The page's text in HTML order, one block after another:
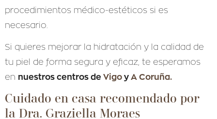
procedimientos médico-estéticos si es
necesario.
Si quieres mejorar la hidratación y la calidad de
tu piel de forma segura y eficaz, te esperamos
en nuestros centros de Vigo y A Coruña.
Cuidado en casa recomendado por
la Dra. Graziella Moraes